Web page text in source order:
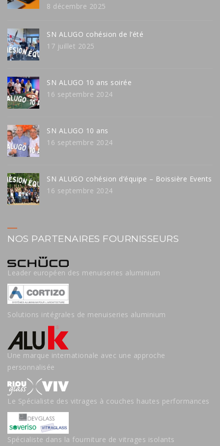
8 décembre 2025
SN ALUGO cohésion de l’été
17 juillet 2025
SN ALUGO 10 ans soirée
16 septembre 2024
SN ALUGO 10 ans
16 septembre 2024
SN ALUGO cohésion d’équipe – Boissière Events
16 septembre 2024
NOS PARTENAIRES FOURNISSEURS
Leader européen des menuiseries aluminium
Solutions intégrales de menuiseries aluminium
Une marque internationale avec une approche
personnalisée
Le Spécialiste des vitrages à couches hautes performances
Spécialiste dans la fourniture de vitrages isolants